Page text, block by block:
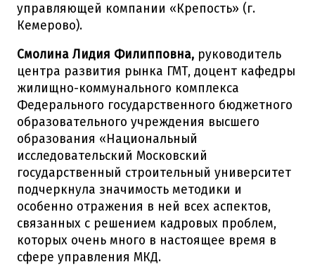
управляющей компании «Крепость» (г.
Кемерово).
Смолина Лидия Филипповна, руководитель
центра развития рынка ГМТ, доцент кафедры
жилищно-коммунального комплекса
Федерального государственного бюджетного
образовательного учреждения высшего
образования «Национальный
исследовательский Московский
государственный строительный университет
подчеркнула значимость методики и
особенно отражения в ней всех аспектов,
связанных с решением кадровых проблем,
которых очень много в настоящее время в
сфере управления МКД.